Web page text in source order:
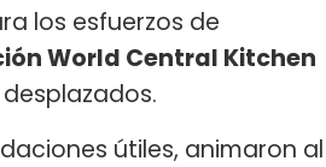
los esfuerzos de
World Central Kitchen
útiles, animaron al